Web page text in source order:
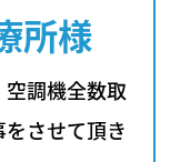
所様
調機全数取
させて頂き